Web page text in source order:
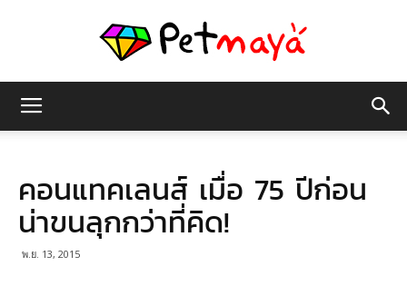
มายา
คอนแทคเลนส์ เมื่อ 75 ปีก่อน
น่าขนลุกกว่าที่คิด!
พ.ย. 13, 2015